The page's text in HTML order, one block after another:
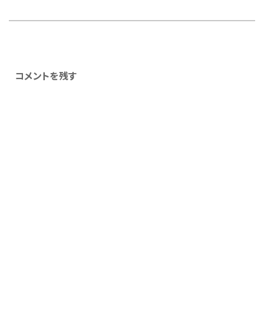
コメントを残す